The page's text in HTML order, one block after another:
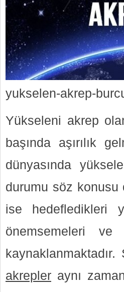
yukselen-akrep-
Yükseleni akrep
başında aşırılık
dünyasında
durumu söz konusu
ise hedefledikleri
önemsemeleri ve
akrepler aynı